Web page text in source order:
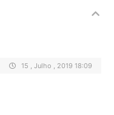
15 , Julho , 2019 18:09